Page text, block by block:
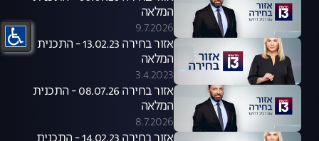
המלאה
9.7.2026
אזור בחירה 13.02.23 - התכנית
המלאה
3.4.2023
אזור בחירה 08.07.26 - התכנית
המלאה
8.7.2026